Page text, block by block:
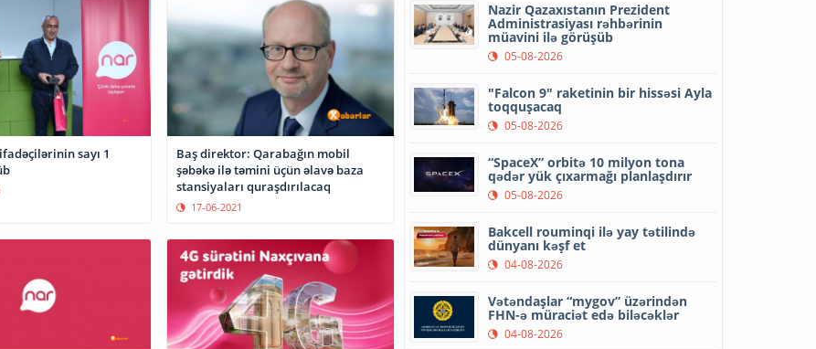
sayı 1
Baş direktor: Qarabağın mobil
şəbəkə ilə təmini üçün əlavə baza
stansiyaları quraşdırılacaq
17-06-2021
Nazir Qazaxıstanın Prezident
Administrasiyası rəhbərinin
müavini ilə görüşüb
05-08-2026
"Falcon 9" raketinin bir hissəsi Ayla
toqquşacaq
05-08-2026
“SpaceX” orbitə 10 milyon tona
qədər yük çıxarmağı planlaşdırır
05-08-2026
Bakcell rouminqi ilə yay tətilində
dünyanı kəşf et
04-08-2026
Vətəndaşlar “mygov” üzərindən
FHN-ə müraciət edə biləcəklər
04-08-2026